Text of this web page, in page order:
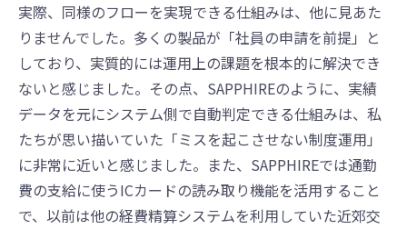
実際、同様のフローを実現できる仕組みは、他に見あた
りませんでした。多くの製品が「社員の申請を前提」と
しており、実質的には運用上の課題を根本的に解決でき
ないと感じました。その点、SAPPHIREのように、実績
データを元にシステム側で自動判定できる仕組みは、私
たちが思い描いていた「ミスを起こさせない制度運用」
に非常に近いと感じました。また、SAPPHIREでは通勤
費の支給に使うICカードの読み取り機能を活用すること
で、以前は他の経費精算システムを利用していた近郊交